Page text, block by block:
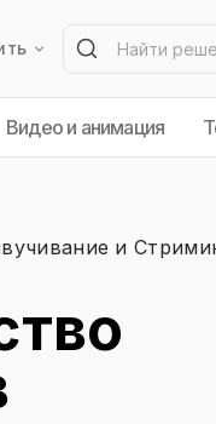
Видео и анимация
и